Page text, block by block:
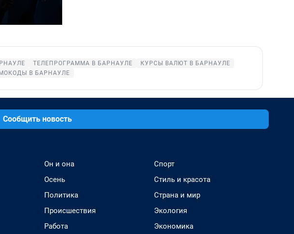
ТЕЛЕПРОГРАММА В БАРНАУЛЕ
КУРСЫ ВАЛЮТ В БАРНАУЛЕ
В БАРНАУЛЕ
Сообщить новость
Он и она
Осень
Политика
Происшествия
Работа
Спорт
Стиль и красота
Страна и мир
Экология
Экономика